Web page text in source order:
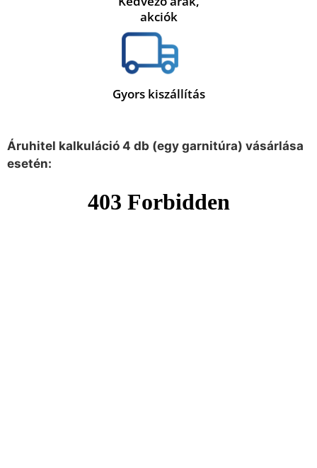
akciók
Gyors kiszállítás
Áruhitel kalkuláció 4 db (egy garnitúra) vásárlása
esetén: